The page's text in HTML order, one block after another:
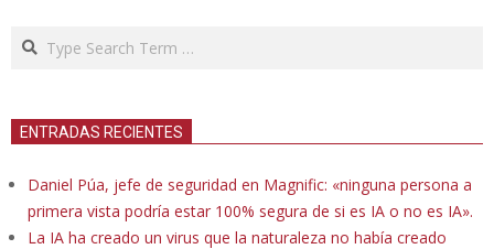
Search
ENTRADAS RECIENTES
Daniel Púa, jefe de seguridad en Magnific: «ninguna persona a
primera vista podría estar 100% segura de si es IA o no es IA».
La IA ha creado un virus que la naturaleza no había creado